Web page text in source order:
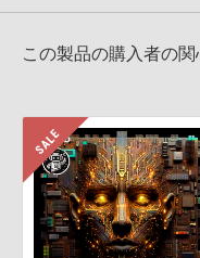
きます際には、NTFSや
いただく必要がございま
知らせするメールの2通
ます説明に沿って、製品
サンプルパック製品には
用意しておりません。
わせなどはテクニカルサ
デモソングは、製品収録
2022.06.06
おります。ご覧頂くには、該
JAZZY HIP-HOP
この製品の購入者の